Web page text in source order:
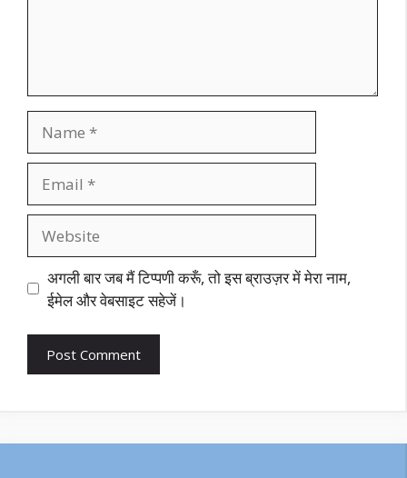
अगली बार जब मैं टिप्पणी करूँ, तो इस ब्राउज़र में मेरा नाम,
ईमेल और वेबसाइट सहेजें।